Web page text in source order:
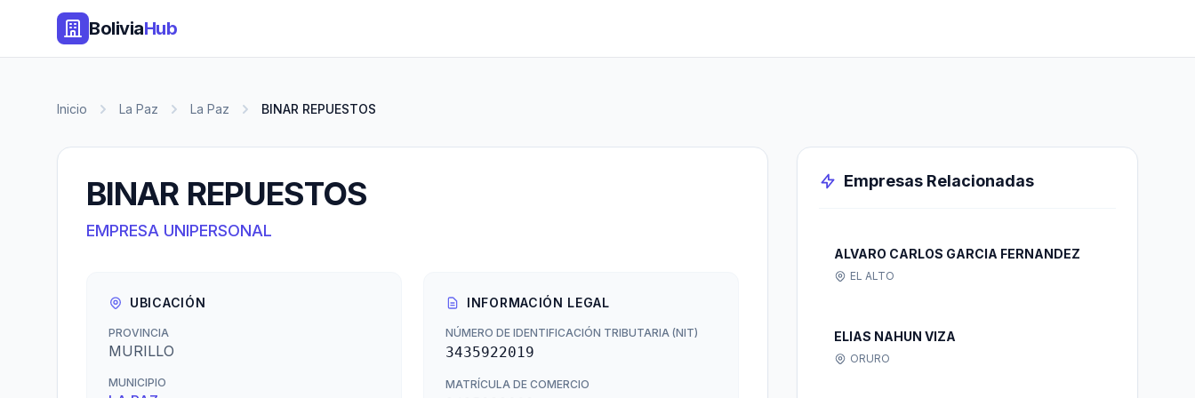
BoliviaHub
Inicio La Paz La Paz BINAR REPUESTOS
BINAR REPUESTOS
EMPRESA UNIPERSONAL
UBICACIÓN
PROVINCIA
MURILLO
MUNICIPIO
INFORMACIÓN LEGAL
NÚMERO DE IDENTIFICACIÓN TRIBUTARIA (NIT)
3435922019
MATRÍCULA DE COMERCIO
Empresas Relacionadas
ALVARO CARLOS GARCIA FERNANDEZ
EL ALTO
ELIAS NAHUN VIZA
ORURO